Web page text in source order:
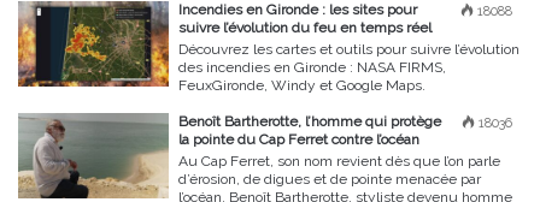
18088
Incendies en Gironde : les sites pour
suivre l’évolution du feu en temps réel
Découvrez les cartes et outils pour suivre l’évolution
des incendies en Gironde : NASA FIRMS,
FeuxGironde, Windy et Google Maps.
18036
Benoît Bartherotte, l’homme qui protège
la pointe du Cap Ferret contre l’océan
Au Cap Ferret, son nom revient dès que l’on parle
d’érosion, de digues et de pointe menacée par
l’océan. Benoît Bartherotte, styliste devenu homme